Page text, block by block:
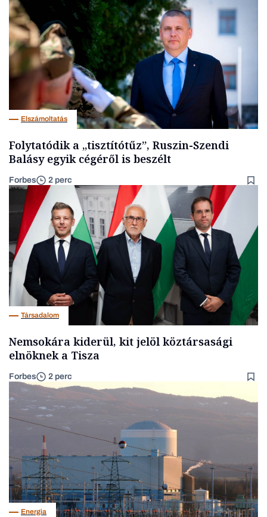
Elszámoltatás
Folytatódik a „tisztítótűz”, Ruszin-Szendi
Balásy egyik cégéről is beszélt
Forbes 2 perc
Társadalom
Nemsokára kiderül, kit jelöl köztársasági
elnöknek a Tisza
Forbes 2 perc
Energia